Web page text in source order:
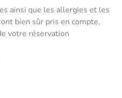
ainsi que les allergies et les
bien sûr pris en compte,
votre réservation